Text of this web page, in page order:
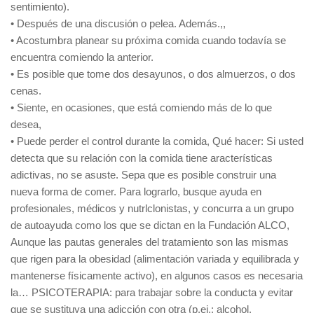
sentimiento).
• Después de una discusión o pelea. Además.,,
• Acostumbra planear su próxima comida cuando todavía se
encuentra comiendo la anterior.
• Es posible que tome dos desayunos, o dos almuerzos, o dos
cenas.
• Siente, en ocasiones, que está comiendo más de lo que
desea,
• Puede perder el control durante la comida, Qué hacer: Si usted
detecta que su relación con la comida tiene aracterísticas
adictivas, no se asuste. Sepa que es posible construir una
nueva forma de comer. Para lograrlo, busque ayuda en
profesionales, médicos y nutrlclonistas, y concurra a un grupo
de autoayuda como los que se dictan en la Fundación ALCO,
Aunque las pautas generales del tratamiento son las mismas
que rigen para la obesidad (alimentación variada y equilibrada y
mantenerse físicamente activo), en algunos casos es necesaria
la… PSICOTERAPIA: para trabajar sobre la conducta y evitar
que se sustituya una adicción con otra (p.ej.: alcohol,